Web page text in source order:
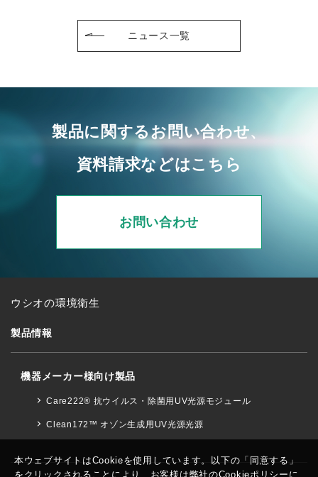
ニュース一覧
製品に関するお問い合わせ、
資料請求などはこちら
お問い合わせ
ウシオの環境衛生
製品情報
機器メーカー様向け製品
Care222® 抗ウイルス・除菌用UV光源モジュール
Clean172™ オゾン生成用UV光源光源
本ウェブサイトはCookieを使用しています。以下の「同意する」
をクリックされることにより、お客様は弊社のCookieポリシー に